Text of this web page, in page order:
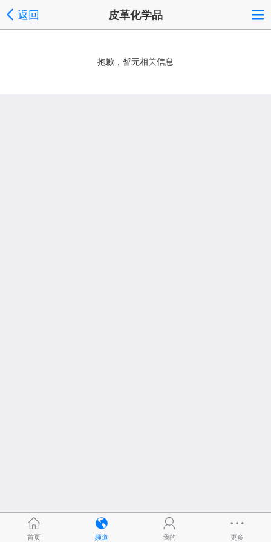
返回 皮革化学品
抱歉，暂无相关信息
首页 频道 我的 更多